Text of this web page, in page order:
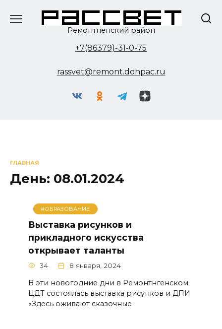
Ремонтненский район
+7(86379)-31-0-75
rassvet@remont.donpac.ru
ГЛАВНАЯ
День: 08.01.2024
#ОБРАЗОВАНИЕ
Выставка рисунков и
прикладного искусства
открывает таланты
34 8 января, 2024
В эти новогодние дни в Ремонтнгенском
ЦДТ состоялась выставка рисунков и ДПИ
«Здесь оживают сказочные